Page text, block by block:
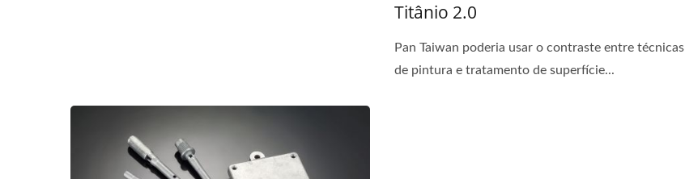
Titânio 2.0
Pan Taiwan poderia usar o contraste entre técnicas
de pintura e tratamento de superfície...